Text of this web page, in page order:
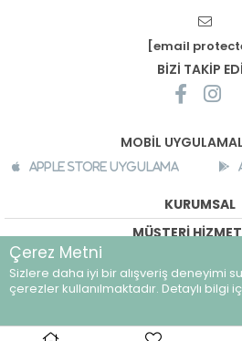
[email
BİZİ TAKİP
MOBİL
Apple Store Uygulama
KURUMSAL
MÜŞTERİ
©breeze.com.tr - Tüm
Çerez Metni
Sizlere daha iyi bir alışveriş deneyimi
çerezler kullanılmaktadır. Detaylı bilgi